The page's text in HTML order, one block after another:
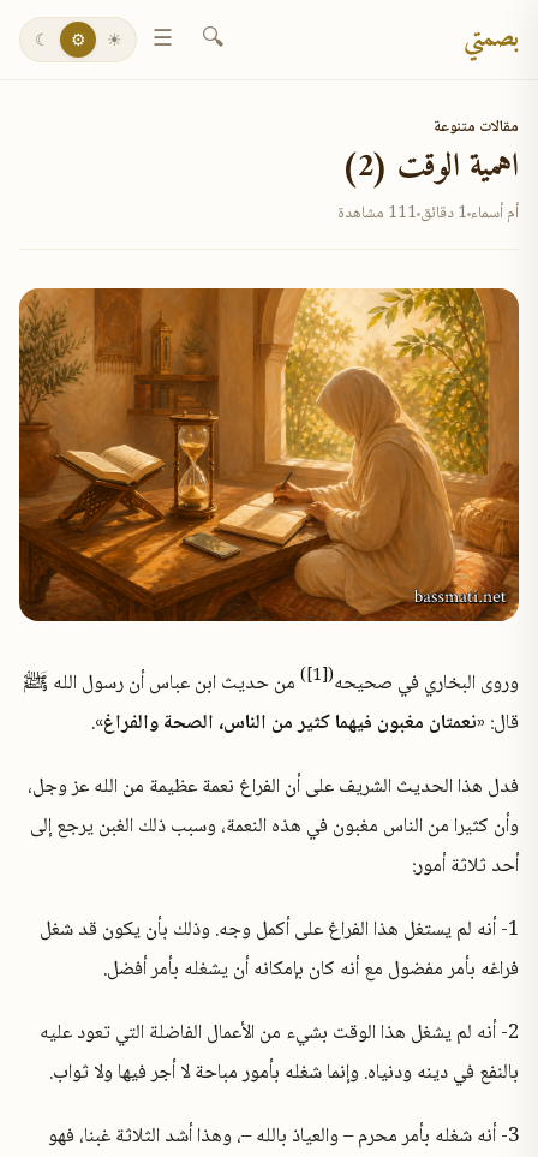
✕
بصمتي 🔍
☰
☀
⚙
☾
مقالات متنوعة
اهمية الوقت (2)
أم أسماء1 دقائق 111 مشاهدة
وروى البخاري في صحيحه([1])
من حديث ابن عباس أن رسول الله ﷺ
قال: «نعمتان مغبون فيهما كثير من الناس، الصحة والفراغ».
فدل هذا الحديث الشريف على أن الفراغ نعمة عظيمة من الله عز وجل،
وأن كثيرا من الناس مغبون في هذه النعمة، وسبب ذلك الغبن يرجع إلى
أحد ثلاثة أمور:
1- أنه لم يستغل هذا الفراغ على أكمل وجه. وذلك بأن يكون قد شغل
فراغه بأمر مفضول مع أنه كان بإمكانه أن يشغله بأمر أفضل.
2- أنه لم يشغل هذا الوقت بشيء من الأعمال الفاضلة التي تعود عليه
بالنفع في دينه ودنياه. وإنما شغله بأمور مباحة لا أجر فيها ولا ثواب.
3- أنه شغله بأمر محرم – والعياذ بالله –، وهذا أشد الثلاثة غبنا، فهو